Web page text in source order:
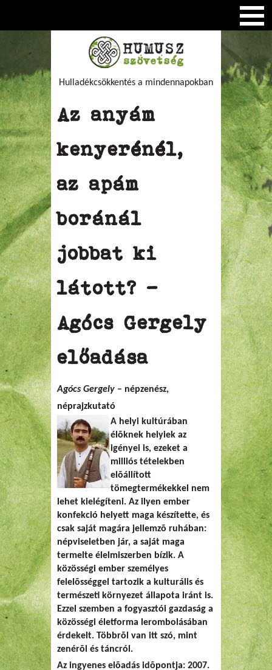
Hulladékcsökkentés a mindennapokban
Az anyám
kenyerénél,
az apám
boránál
jobbat ki
látott? -
Agócs Gergely
előadása
Agócs Gergely – népzenész,
néprajzkutató
A helyi kultúrában
élõknek helyiek az
igényei is, ezeket a
milliós tételekben
elõállított
tömegtermékekkel nem
lehet kielégíteni. Az ilyen ember
konfekció helyett maga készítette, és
csak saját magára jellemzõ ruhában:
népviseletben jár, a saját maga
termelte élelmiszerben bízik. A
közösségi ember személyes
felelõsséggel tartozik a kulturális és
természeti környezet állapota iránt is.
Ezzel szemben a fogyasztói gazdaság a
közösségi életforma lerombolásában
érdekelt. Többrõl van itt szó, mint
zenérõl és táncról.
Az ingyenes elõadás idõpontja: 2007.